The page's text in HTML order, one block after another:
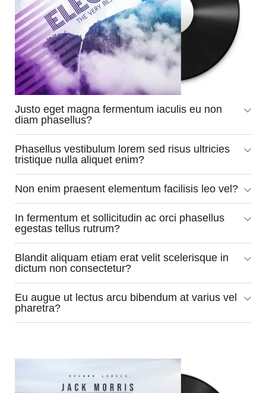
Justo eget magna fermentum iaculis eu non
diam phasellus?
Phasellus vestibulum lorem sed risus ultricies
tristique nulla aliquet enim?
Non enim praesent elementum facilisis leo vel?
In fermentum et sollicitudin ac orci phasellus
egestas tellus rutrum?
Blandit aliquam etiam erat velit scelerisque in
dictum non consectetur?
Eu augue ut lectus arcu bibendum at varius vel
pharetra?